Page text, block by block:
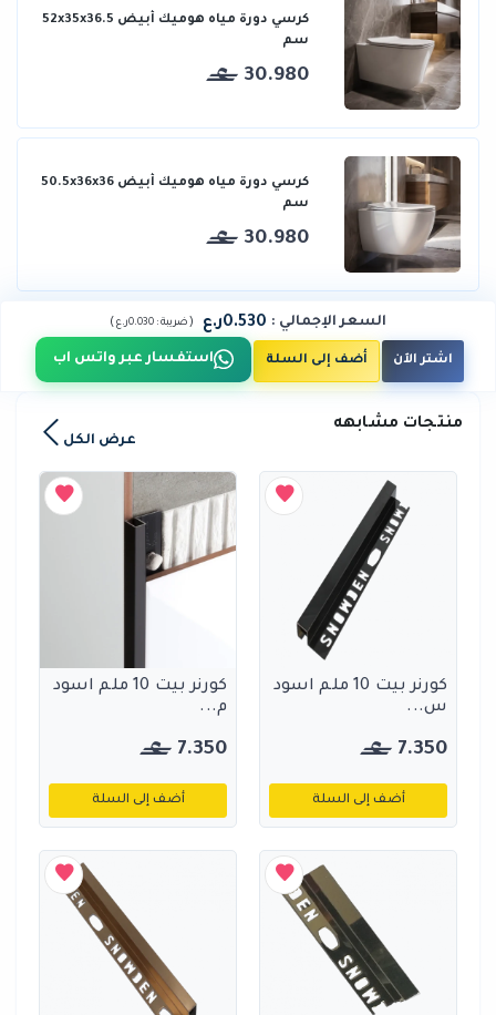
كرسي دورة مياه هوميك أبيض 52x35x36.5
سم
30.980
كرسي دورة مياه هوميك أبيض 50.5x36x36
سم
30.980
السعر الإجمالي : 0.530ر.ع (ضريبة : 0.030ر.ع )
اشتر الآن أضف إلى السلة استفسار عبر واتس اب
منتجات مشابهه
عرض الكل
كورنر بيت 10 ملم اسود
س...
7.350
أضف إلى السلة
كورنر بيت 10 ملم اسود
م...
7.350
أضف إلى السلة